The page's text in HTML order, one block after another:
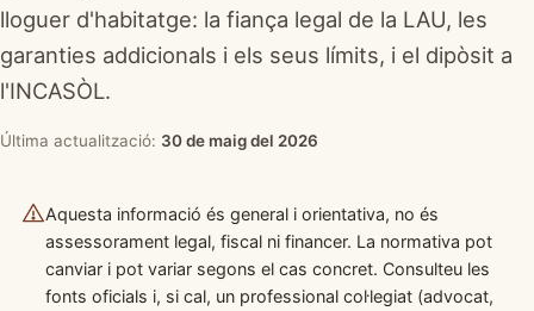
lloguer d'habitatge: la fiança legal de la LAU, les
garanties addicionals i els seus límits, i el dipòsit a
l'INCASÒL.
Última actualització: 30 de maig del 2026
Aquesta informació és general i orientativa, no és
assessorament legal, fiscal ni financer. La normativa pot
canviar i pot variar segons el cas concret. Consulteu les
fonts oficials i, si cal, un professional col·legiat (advocat,